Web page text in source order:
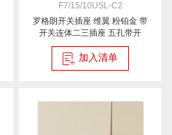
F7/15/10USL-C2
罗格朗开关插座 维翼 粉铂金 带
开关连体二三插座 五孔带开
加入清单